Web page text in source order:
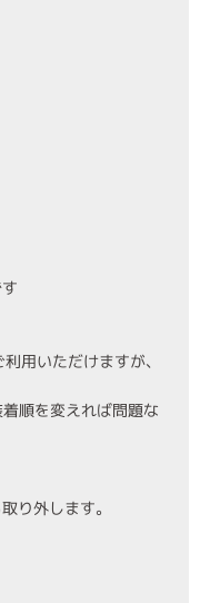
用いただけますが、
順を変えれば問題な
り外します。